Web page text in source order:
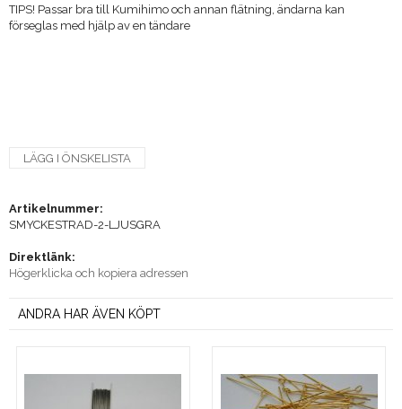
​TIPS! Passar bra till Kumihimo och annan flätning, ändarna kan
förseglas med hjälp av en tändare
LÄGG I ÖNSKELISTA
Artikelnummer:
SMYCKESTRAD-2-LJUSGRA
Direktlänk:
Högerklicka och kopiera adressen
ANDRA HAR ÄVEN KÖPT